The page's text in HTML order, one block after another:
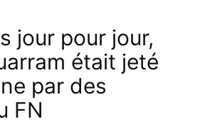
jour pour jour,
était jeté
par des
FN